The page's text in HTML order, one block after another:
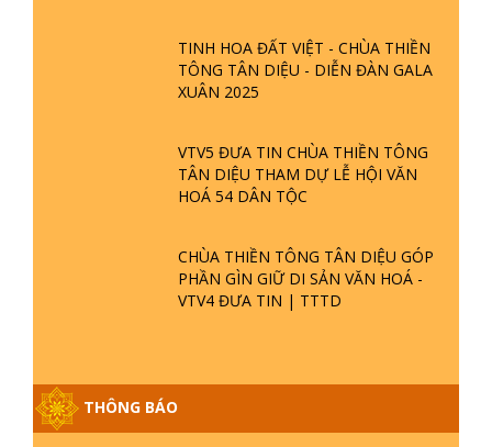
TINH HOA ĐẤT VIỆT - CHÙA THIỀN
TÔNG TÂN DIỆU - DIỄN ĐÀN GALA
XUÂN 2025
VTV5 ĐƯA TIN CHÙA THIỀN TÔNG
TÂN DIỆU THAM DỰ LỄ HỘI VĂN
HOÁ 54 DÂN TỘC
CHÙA THIỀN TÔNG TÂN DIỆU GÓP
PHẦN GÌN GIỮ DI SẢN VĂN HOÁ -
VTV4 ĐƯA TIN | TTTD
THÔNG BÁO